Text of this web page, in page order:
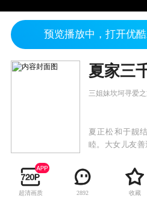
预览播放中，打开优
夏家三
三姐妹坎坷寻爱
夏正松和于靓
睦。大女儿友
入他人情感关系
由，父女之间产
的爱情也遭遇到
超清画质 2892 收藏